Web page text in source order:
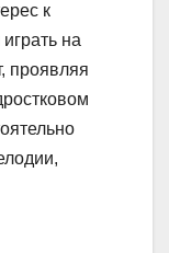
к
на
проявляя